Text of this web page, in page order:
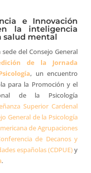
e Innovación
la inteligencia
salud mental
del Consejo General
de la Jornada
, un encuentro
para la Promoción y el
de la Psicología
Superior Cardenal
General de la Psicología
de Agrupaciones
de Decanos y
españolas (CDPUE)y
.